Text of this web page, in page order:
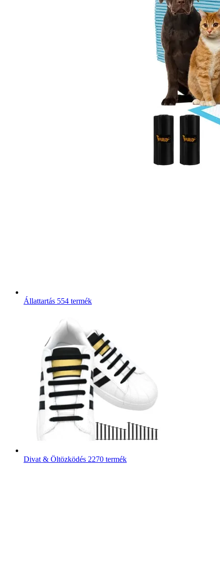
Állattartás 554 termék
Divat & Öltözködés 2270 termék